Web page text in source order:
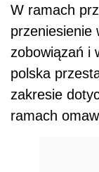
W ramach
przeniesienie
zobowiązań i
polska
zakresie
ramach